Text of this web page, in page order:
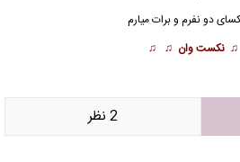
ای دو نفرم و برات میارم
نکست وان ♫ ♫
2 نظر